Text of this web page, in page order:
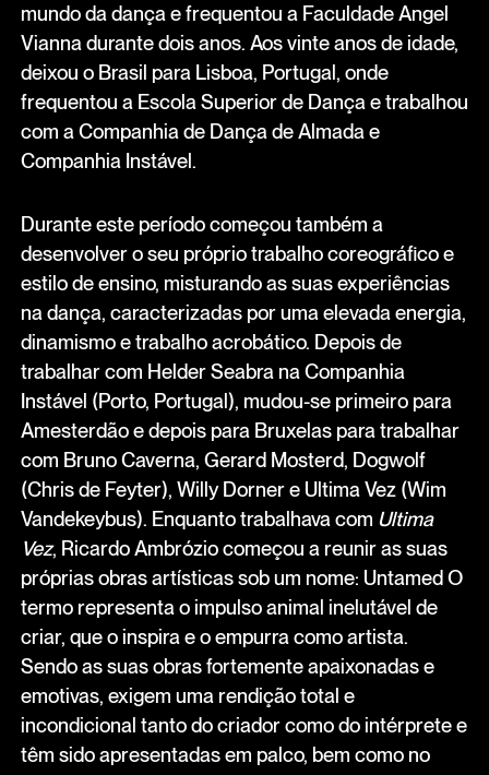
mundo da dança e frequentou a Faculdade Angel
Vianna durante dois anos. Aos vinte anos de idade,
deixou o Brasil para Lisboa, Portugal, onde
frequentou a Escola Superior de Dança e trabalhou
com a Companhia de Dança de Almada e
Companhia Instável.
Durante este período começou também a
desenvolver o seu próprio trabalho coreográfico e
estilo de ensino, misturando as suas experiências
na dança, caracterizadas por uma elevada energia,
dinamismo e trabalho acrobático. Depois de
trabalhar com Helder Seabra na Companhia
Instável (Porto, Portugal), mudou-se primeiro para
Amesterdão e depois para Bruxelas para trabalhar
com Bruno Caverna, Gerard Mosterd, Dogwolf
(Chris de Feyter), Willy Dorner e Ultima Vez (Wim
Vandekeybus). Enquanto trabalhava com Ultima
Vez, Ricardo Ambrózio começou a reunir as suas
próprias obras artísticas sob um nome: Untamed O
termo representa o impulso animal inelutável de
criar, que o inspira e o empurra como artista.
Sendo as suas obras fortemente apaixonadas e
emotivas, exigem uma rendição total e
incondicional tanto do criador como do intérprete e
têm sido apresentadas em palco, bem como no